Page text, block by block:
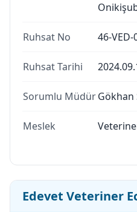
Ruhsat No 46-VED-
Ruhsat Tarihi
Sorumlu MüdürGökhan
Meslek
Edevet Veteriner